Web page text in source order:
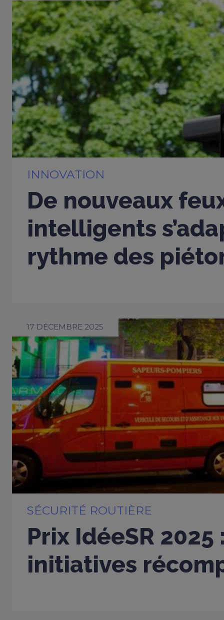
INNOVATION
De nouveaux
intelligents
rythme des
17 DÉCEMBRE 2025
SÉCURITÉ ROUTIÈRE
Prix IdéeSR 2025
initiatives